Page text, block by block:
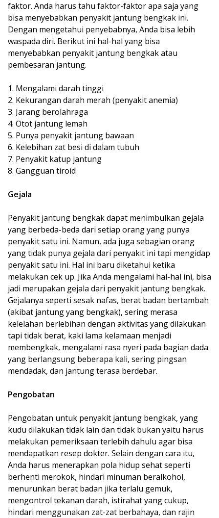
faktor. Anda harus tahu faktor-faktor apa saja yang
bisa menyebabkan penyakit jantung bengkak ini.
Dengan mengetahui penyebabnya, Anda bisa lebih
waspada diri. Berikut ini hal-hal yang bisa
menyebabkan penyakit jantung bengkak atau
pembesaran jantung.
Mengalami darah tinggi
Kekurangan darah merah (penyakit anemia)
Jarang berolahraga
Otot jantung lemah
Punya penyakit jantung bawaan
Kelebihan zat besi di dalam tubuh
Penyakit katup jantung
Gangguan tiroid
Gejala
Penyakit jantung bengkak dapat menimbulkan gejala
yang berbeda-beda dari setiap orang yang punya
penyakit satu ini. Namun, ada juga sebagian orang
yang tidak punya gejala dari penyakit ini tapi mengidap
penyakit satu ini. Hal ini baru diketahui ketika
melakukan cek up. Jika Anda mengalami hal-hal ini, bisa
jadi merupakan gejala dari penyakit jantung bengkak.
Gejalanya seperti sesak nafas, berat badan bertambah
(akibat jantung yang bengkak), sering merasa
kelelahan berlebihan dengan aktivitas yang dilakukan
tapi tidak berat, kaki lama kelamaan menjadi
membengkak, mengalami rasa nyeri pada bagian dada
yang berlangsung beberapa kali, sering pingsan
mendadak, dan jantung terasa berdebar.
Pengobatan
Pengobatan untuk penyakit jantung bengkak, yang
kudu dilakukan tidak lain dan tidak bukan yaitu harus
melakukan pemeriksaan terlebih dahulu agar bisa
mendapatkan resep dokter. Selain dengan cara itu,
Anda harus menerapkan pola hidup sehat seperti
berhenti merokok, hindari minuman beralkohol,
menurunkan berat badan jika terlalu gemuk,
mengontrol tekanan darah, istirahat yang cukup,
hindari menggunakan zat-zat berbahaya, dan rajin